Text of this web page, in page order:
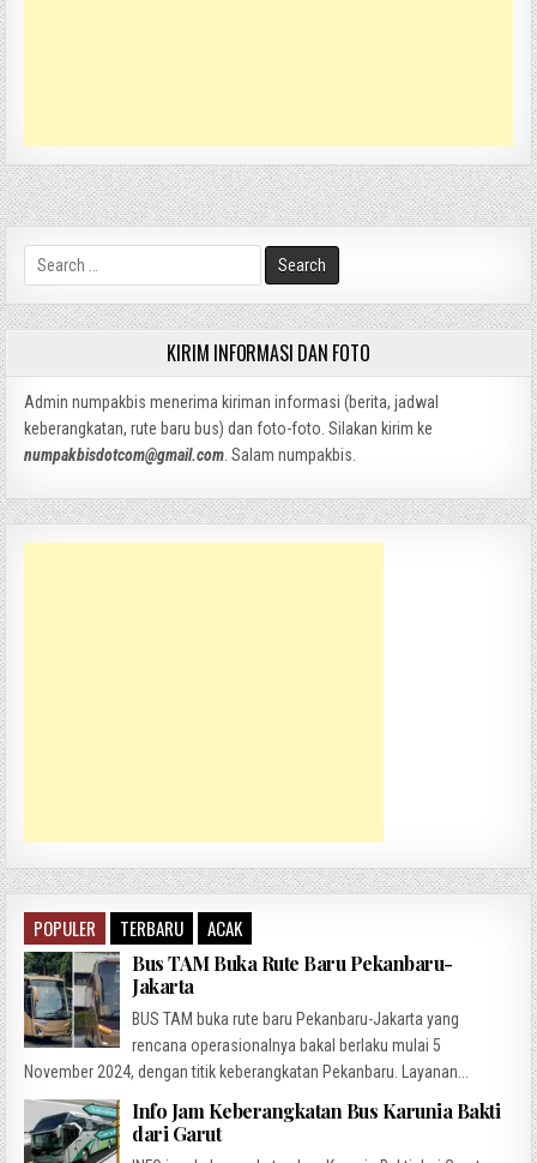
Search
for:
KIRIM INFORMASI DAN FOTO
Admin numpakbis menerima kiriman informasi (berita, jadwal
keberangkatan, rute baru bus) dan foto-foto. Silakan kirim ke
numpakbisdotcom@gmail.com. Salam numpakbis.
POPULER TERBARU ACAK
Bus TAM Buka Rute Baru Pekanbaru-
Jakarta
BUS TAM buka rute baru Pekanbaru-Jakarta yang
rencana operasionalnya bakal berlaku mulai 5
November 2024, dengan titik keberangkatan Pekanbaru. Layanan...
Info Jam Keberangkatan Bus Karunia Bakti
dari Garut